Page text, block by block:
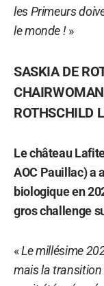
les Primeurs
le monde !»
SASKIA DE
ROTHSCHILD
Le château
AOC Pauillac) a
biologique en
gros challenge
«Le millésime
mais la